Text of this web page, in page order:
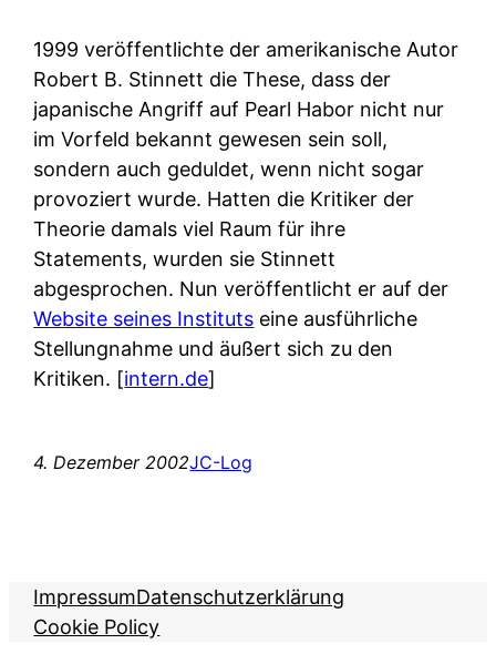
1999 veröffentlichte der amerikanische Autor
Robert B. Stinnett die These, dass der
japanische Angriff auf Pearl Habor nicht nur
im Vorfeld bekannt gewesen sein soll,
sondern auch geduldet, wenn nicht sogar
provoziert wurde. Hatten die Kritiker der
Theorie damals viel Raum für ihre
Statements, wurden sie Stinnett
abgesprochen. Nun veröffentlicht er auf der
Website seines Instituts eine ausführliche
Stellungnahme und äußert sich zu den
Kritiken. [intern.de]
4. Dezember 2002JC-Log
ImpressumDatenschutzerklärung
Cookie Policy